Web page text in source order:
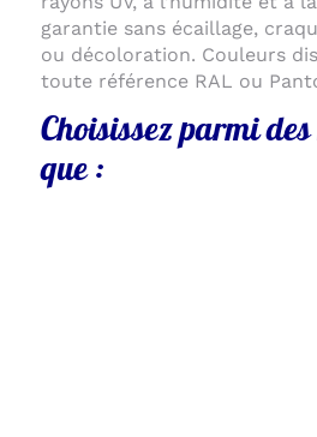
garantie sans écaillage,
ou décoloration. Couleurs
toute référence RAL ou
Choisissez parmi
que :